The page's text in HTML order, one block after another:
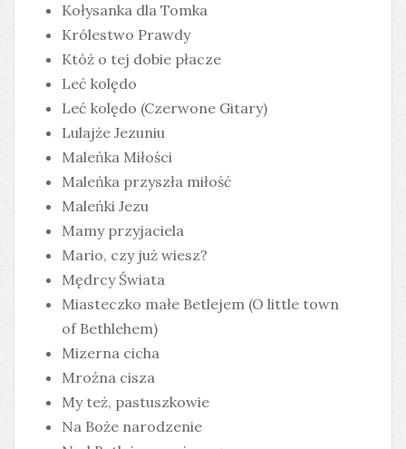
Kołysanka dla Tomka
Królestwo Prawdy
Któż o tej dobie płacze
Leć kolędo
Leć kolędo (Czerwone Gitary)
Lulajże Jezuniu
Maleńka Miłości
Maleńka przyszła miłość
Maleńki Jezu
Mamy przyjaciela
Mario, czy już wiesz?
Mędrcy Świata
Miasteczko małe Betlejem (O little town
of Bethlehem)
Mizerna cicha
Mroźna cisza
My też, pastuszkowie
Na Boże narodzenie